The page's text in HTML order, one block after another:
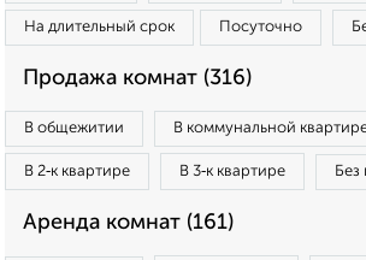
На длительный срок Посуточно
Продажа комнат (316)
В общежитии В коммунальной
В 2‑к квартире В 3‑к квартире Без
Аренда комнат (161)